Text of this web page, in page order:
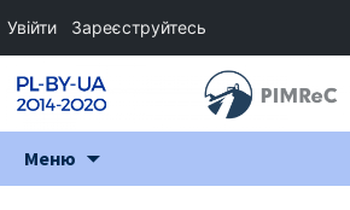
Меню
Увійти Зареєструйтесь